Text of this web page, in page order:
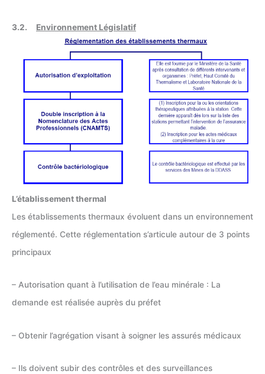
3.2. Environnement Législatif
L’établissement thermal
Les établissements thermaux évoluent dans un environnement
réglementé. Cette réglementation s’articule autour de 3 points
principaux
– Autorisation quant à l’utilisation de l’eau minérale : La
demande est réalisée auprès du préfet
– Obtenir l’agrégation visant à soigner les assurés médicaux
– Ils doivent subir des contrôles et des surveillances